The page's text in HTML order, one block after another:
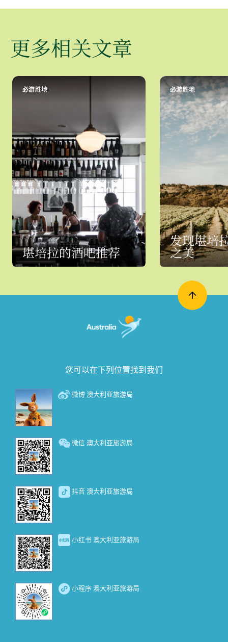
更多相关文章
必游胜地
堪培拉的酒吧推荐
必游胜地
发现堪培
之美
您可以在下列位置找到我们
微博 澳大利亚旅游局
微信 澳大利亚旅游局
抖音 澳大利亚旅游局
小红书 澳大利亚旅游局
小程序 澳大利亚旅游局